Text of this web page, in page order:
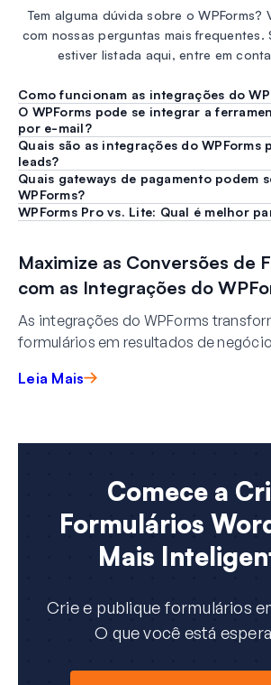
Tem alguma dúvida sobre o WPForms?
com nossas perguntas mais frequentes.
estiver listada aqui, entre em
Como funcionam as integrações do
O WPForms pode se integrar a
por e-mail?
Quais são as integrações do WPForms
leads?
Quais gateways de pagamento podem
WPForms?
WPForms Pro vs. Lite: Qual é melhor
Maximize as Conversões de
com as Integrações do
As integrações do WPForms
formulários em resultados de
Leia Mais
Comece a
Formulários
Mais
Crie e publique formulários
O que você está